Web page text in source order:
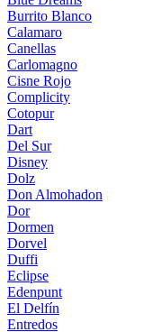
Burrito Blanco
Calamaro
Canellas
Carlomagno
Cisne Rojo
Complicity
Cotopur
Dart
Del Sur
Disney
Dolz
Don Almohadon
Dor
Dormen
Dorvel
Duffi
Eclipse
Edenpunt
El Delfín
Entredos